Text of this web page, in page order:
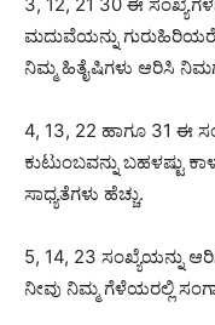
ಮದುವೆಯನ್ನು
ನಿಮ್ಮ ಹಿತೈಷಿಗಳು ಆರಿಸಿ ನಿಮಗೆ
4, 13, 22 ಹಾಗೂ 31 ಈ
ಕುಟುಂಬವನ್ನು ಬಹಳಷ್ಟು
ಸಾಧ್ಯತೆಗಳು ಹೆಚ್ಚು.
5, 14, 23 ಸಂಖ್ಯೆಯನ್ನು
ನೀವು ನಿಮ್ಮ ಗೆಳೆಯರಲ್ಲಿ